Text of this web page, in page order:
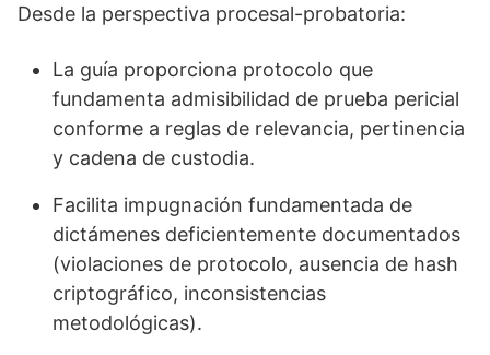
Desde la perspectiva procesal-probatoria:
La guía proporciona protocolo que
fundamenta admisibilidad de prueba pericial
conforme a reglas de relevancia, pertinencia
y cadena de custodia.
Facilita impugnación fundamentada de
dictámenes deficientemente documentados
(violaciones de protocolo, ausencia de hash
criptográfico, inconsistencias
metodológicas).